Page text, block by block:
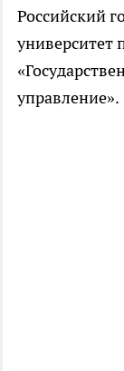
Российский
университет
управление».